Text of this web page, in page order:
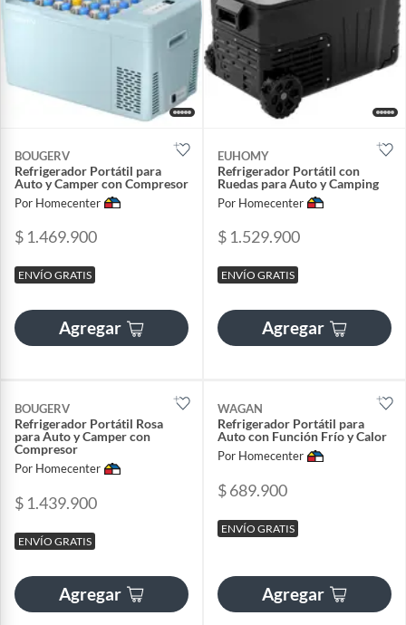
BOUGERV
Refrigerador Portátil para
Auto y Camper con Compresor
Por Homecenter
$ 1.469.900
ENVÍO GRATIS
Agregar
EUHOMY
Refrigerador Portátil con
Ruedas para Auto y Camping
Por Homecenter
$ 1.529.900
ENVÍO GRATIS
Agregar
BOUGERV
Refrigerador Portátil Rosa
para Auto y Camper con
Compresor
Por Homecenter
$ 1.439.900
ENVÍO GRATIS
Agregar
WAGAN
Refrigerador Portátil para
Auto con Función Frío y Calor
Por Homecenter
$ 689.900
ENVÍO GRATIS
Agregar